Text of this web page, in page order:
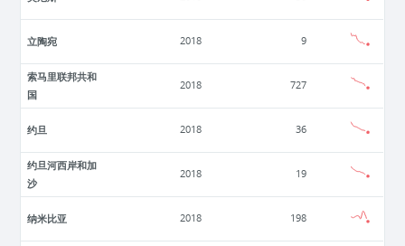
立陶宛 2018 9
索马里联邦共和
国
2018 727
约旦 2018 36
约旦河西岸和加
沙
2018 19
纳米比亚 2018 198